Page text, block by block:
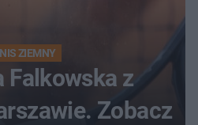
ZIEMNY
Falkowska z
Zobacz